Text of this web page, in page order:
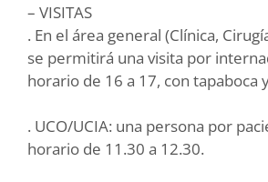
– VISITAS
. En el área general (Clínica,
se permitirá una visita por
horario de 16 a 17, con tapaboca
. UCO/UCIA: una persona por
horario de 11.30 a 12.30.